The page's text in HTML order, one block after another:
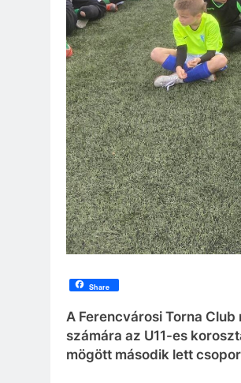
Share
A Ferencvárosi Torna
számára az U11-es
mögött második lett